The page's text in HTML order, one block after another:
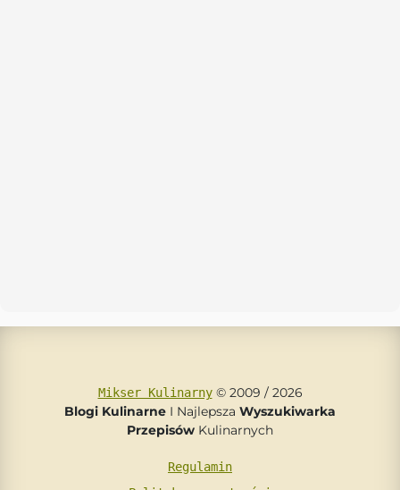
Mikser Kulinarny© 2009 / 2026
Blogi Kulinarne I Najlepsza Wyszukiwarka
Przepisów Kulinarnych
Regulamin